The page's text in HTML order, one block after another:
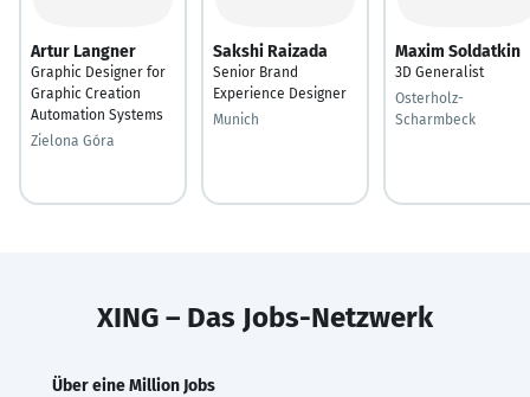
Artur Langner
Graphic Designer for
Graphic Creation
Automation Systems
Zielona Góra
Sakshi Raizada
Senior Brand
Experience Designer
Munich
Maxim Soldatkin
3D Generalist
Osterholz-
Scharmbeck
XING – Das Jobs-Netzwerk
Über eine Million Jobs